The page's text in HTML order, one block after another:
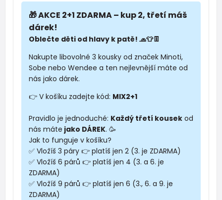
🎁 AKCE 2+1 ZDARMA – kup 2, třetí máš
dárek!
Oblečte děti od hlavy k patě! 🧢👕👖
Nakupte libovolné 3 kousky od značek Minoti,
Sobe nebo Wendee a ten nejlevnější máte od
nás jako dárek.
👉 V košíku zadejte kód: MIX2+1
Pravidlo je jednoduché: Každý třetí kousek od
nás máte jako DÁREK. 🥳
Jak to funguje v košíku?
✅ Vložíš 3 páry 👉 platíš jen 2 (3. je ZDARMA)
✅ Vložíš 6 párů 👉 platíš jen 4 (3. a 6. je
ZDARMA)
✅ Vložíš 9 párů 👉 platíš jen 6 (3., 6. a 9. je
ZDARMA)